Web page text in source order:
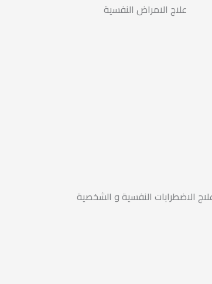
علاج الامراض النفسية
الاضطرابات النفسية و الشخصية